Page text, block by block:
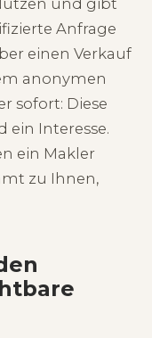
Anfrage
einen Verkauf
anonymen
sofort: Diese
ein Interesse.
ein Makler
zu Ihnen,